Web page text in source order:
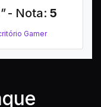
- Nota: 5
Gamer